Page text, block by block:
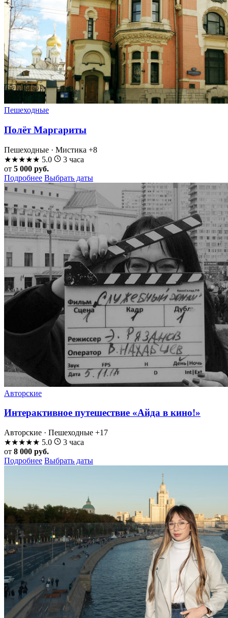
Пешеходные
Полёт Маргариты
Пешеходные · Мистика +8
★★★★★ 5.0
3 часа
от 5 000 руб.
Подробнее Выбрать даты
Авторские
Интерактивное путешествие «Айда в кино!»
Авторские · Пешеходные +17
★★★★★ 5.0
3 часа
от 8 000 руб.
Подробнее Выбрать даты